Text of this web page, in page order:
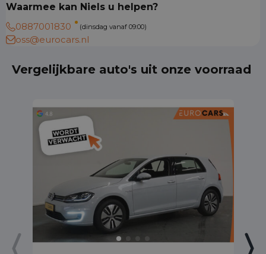
Waarmee kan Niels u helpen?
0887001830
(dinsdag vanaf 09:00)
oss@eurocars.nl
Vergelijkbare auto's uit onze voorraad